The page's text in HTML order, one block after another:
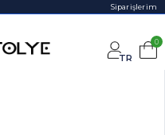
Siparişlerim
TR
0